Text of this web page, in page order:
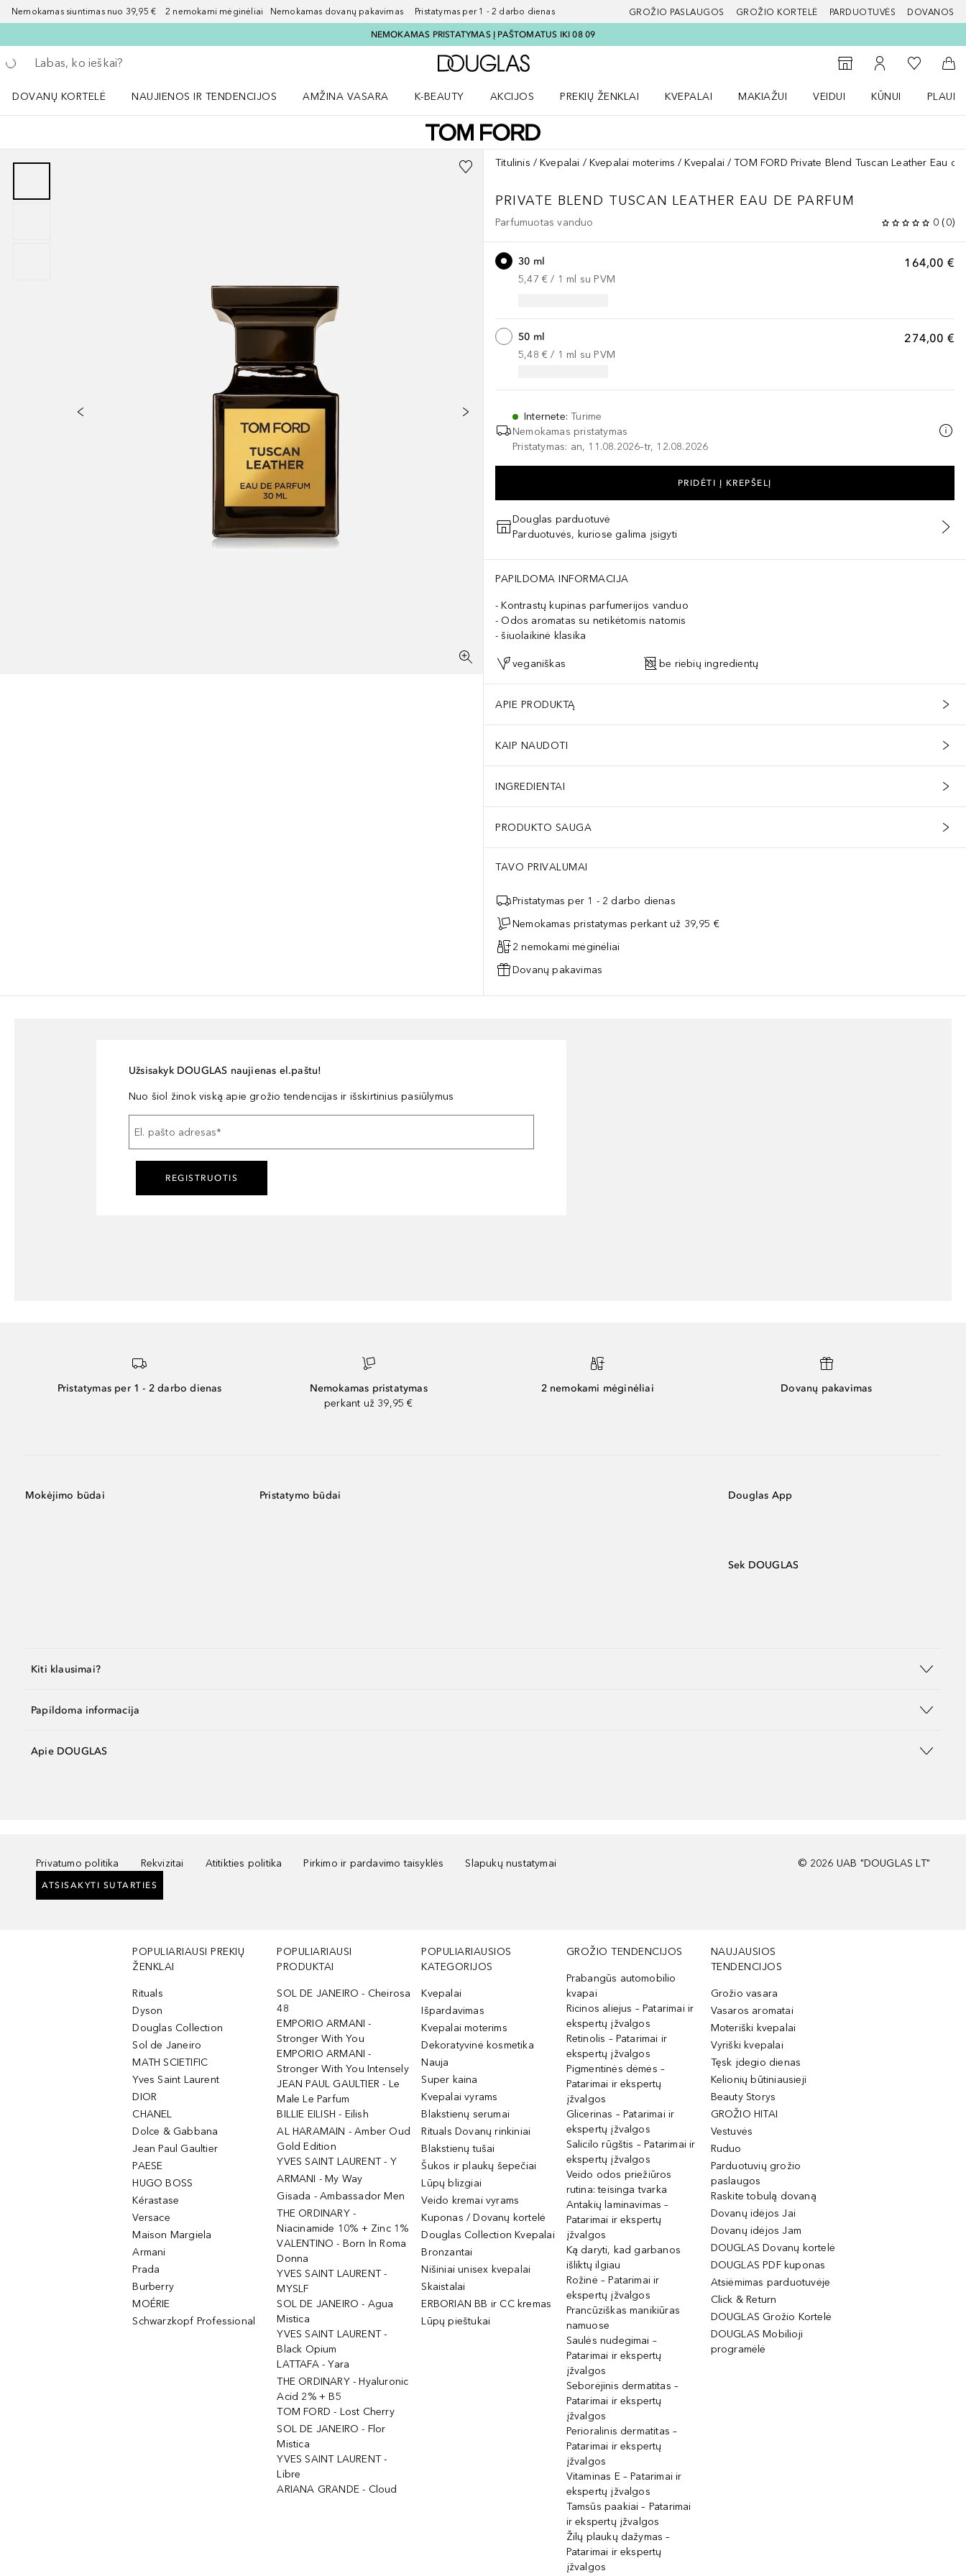
Nemokamas siuntimas nuo 39,95 € 2 nemokami mėginėliai Nemokamas dovanų pakavimas Pristatymas per 1 - 2 darbo dienas GROŽIO PASLAUGOS GROŽIO KORTELĖ PARDUOTUVĖS DOVANOS
NEMOKAMAS PRISTATYMAS Į PAŠTOMATUS IKI 08 09
Grįžk atgal
Vykdykite paiešką
Į Douglas pagrindinį puslapį
Į parduotuvių paiešką
Į mano paskyrą
Į mano
Į
DOVANŲ KORTELĖ
NAUJIENOS IR TENDENCIJOS
AMŽINA VASARA
K-BEAUTY
AKCIJOS
PREKIŲ ŽENKLAI
KVEPALAI
MAKIAŽUI
VEIDUI
KŪNUI
Titulinis Kvepalai Kvepalai moterims Kvepalai TOM FORD Private Blend Tuscan Leather Eau de
PRIVATE BLEND TUSCAN LEATHER EAU DE PARFUM
Parfumuotas vanduo 0 (0)
164,00 €
30 ml
5,47 € / 1 ml su PVM
274,00 €
50 ml
5,48 € / 1 ml su PVM
Internete:Turime
Nemokamas pristatymas
Pristatymas: an, 11.08.2026–tr, 12.08.2026
PRIDĖTI Į KREPŠELĮ
Douglas parduotuvė
Parduotuvės, kuriose galima įsigyti
PAPILDOMA INFORMACIJA
Kontrastų kupinas parfumerijos vanduo
Odos aromatas su netikėtomis natomis
šiuolaikinė klasika
veganiškas be riebių ingredientų
APIE PRODUKTĄ
KAIP NAUDOTI
INGREDIENTAI
PRODUKTO SAUGA
TAVO PRIVALUMAI
Pristatymas per 1 - 2 darbo dienas
Nemokamas pristatymas perkant už 39,95 €
2 nemokami mėginėliai
Dovanų pakavimas
Užsisakyk DOUGLAS naujienas el.paštu!
Nuo šiol žinok viską apie grožio tendencijas ir išskirtinius pasiūlymus
El. pašto adresas*
REGISTRUOTIS
Pristatymas per 1 - 2 darbo dienas
Nemokamas pristatymas
perkant už 39,95 €
2 nemokami mėginėliai Dovanų pakavimas
Mokėjimo būdai Pristatymo būdai Douglas App
Sek DOUGLAS
Kiti klausimai?
Papildoma informacija
Apie DOUGLAS
Privatumo politika Rekvizitai Atitikties politika Pirkimo ir pardavimo taisyklės Slapukų nustatymai
ATSISAKYTI SUTARTIES
© 2026 UAB "DOUGLAS LT"
POPULIARIAUSI PREKIŲ
ŽENKLAI
Rituals
Dyson
Douglas Collection
Sol de Janeiro
MATH SCIETIFIC
Yves Saint Laurent
DIOR
CHANEL
Dolce & Gabbana
Jean Paul Gaultier
PAESE
HUGO BOSS
Kérastase
Versace
Maison Margiela
Armani
Prada
Burberry
MOÉRIE
Schwarzkopf Professional
POPULIARIAUSI
PRODUKTAI
SOL DE JANEIRO - Cheirosa
48
EMPORIO ARMANI -
Stronger With You
EMPORIO ARMANI -
Stronger With You Intensely
JEAN PAUL GAULTIER - Le
Male Le Parfum
BILLIE EILISH - Eilish
AL HARAMAIN - Amber Oud
Gold Edition
YVES SAINT LAURENT - Y
ARMANI - My Way
Gisada - Ambassador Men
THE ORDINARY -
Niacinamide 10% + Zinc 1%
VALENTINO - Born In Roma
Donna
YVES SAINT LAURENT -
MYSLF
SOL DE JANEIRO - Agua
Mistica
YVES SAINT LAURENT -
Black Opium
LATTAFA - Yara
THE ORDINARY - Hyaluronic
Acid 2% + B5
TOM FORD - Lost Cherry
SOL DE JANEIRO - Flor
Mistica
YVES SAINT LAURENT -
Libre
ARIANA GRANDE - Cloud
POPULIARIAUSIOS
KATEGORIJOS
Kvepalai
Išpardavimas
Kvepalai moterims
Dekoratyvinė kosmetika
Nauja
Super kaina
Kvepalai vyrams
Blakstienų serumai
Rituals Dovanų rinkiniai
Blakstienų tušai
Šukos ir plaukų šepečiai
Lūpų blizgiai
Veido kremai vyrams
Kuponas / Dovanų kortelė
Douglas Collection Kvepalai
Bronzantai
Nišiniai unisex kvepalai
Skaistalai
ERBORIAN BB ir CC kremas
Lūpų pieštukai
GROŽIO TENDENCIJOS
Prabangūs automobilio
kvapai
Ricinos aliejus – Patarimai ir
ekspertų įžvalgos
Retinolis – Patarimai ir
ekspertų įžvalgos
Pigmentinės dėmės –
Patarimai ir ekspertų
įžvalgos
Glicerinas – Patarimai ir
ekspertų įžvalgos
Salicilo rūgštis – Patarimai ir
ekspertų įžvalgos
Veido odos priežiūros
rutina: teisinga tvarka
Antakių laminavimas –
Patarimai ir ekspertų
įžvalgos
Ką daryti, kad garbanos
išliktų ilgiau
Rožinė – Patarimai ir
ekspertų įžvalgos
Prancūziškas manikiūras
namuose
Saulės nudegimai –
Patarimai ir ekspertų
įžvalgos
Seborėjinis dermatitas –
Patarimai ir ekspertų
įžvalgos
Perioralinis dermatitas –
Patarimai ir ekspertų
įžvalgos
Vitaminas E – Patarimai ir
ekspertų įžvalgos
Tamsūs paakiai – Patarimai
ir ekspertų įžvalgos
Žilų plaukų dažymas –
Patarimai ir ekspertų
įžvalgos
NAUJAUSIOS
TENDENCIJOS
Grožio vasara
Vasaros aromatai
Moteriški kvepalai
Vyriški kvepalai
Tęsk įdegio dienas
Kelionių būtiniausieji
Beauty Storys
GROŽIO HITAI
Vestuvės
Ruduo
Parduotuvių grožio
paslaugos
Raskite tobulą dovaną
Dovanų idėjos Jai
Dovanų idėjos Jam
DOUGLAS Dovanų kortelė
DOUGLAS PDF kuponas
Atsiėmimas parduotuvėje
Click & Return
DOUGLAS Grožio Kortelė
DOUGLAS Mobilioji
programėlė